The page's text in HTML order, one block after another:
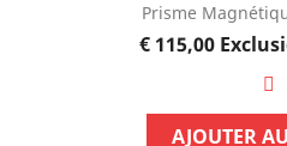
Prisme
€ 115,00
AJOUTER